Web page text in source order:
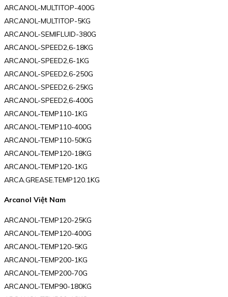
ARCANOL-MULTITOP-400G
ARCANOL-MULTITOP-5KG
ARCANOL-SEMIFLUID-380G
ARCANOL-SPEED2,6-18KG
ARCANOL-SPEED2,6-1KG
ARCANOL-SPEED2,6-250G
ARCANOL-SPEED2,6-25KG
ARCANOL-SPEED2,6-400G
ARCANOL-TEMP110-1KG
ARCANOL-TEMP110-400G
ARCANOL-TEMP110-50KG
ARCANOL-TEMP120-18KG
ARCANOL-TEMP120-1KG
ARCA.GREASE.TEMP120.1KG
Arcanol Việt Nam
ARCANOL-TEMP120-25KG
ARCANOL-TEMP120-400G
ARCANOL-TEMP120-5KG
ARCANOL-TEMP200-1KG
ARCANOL-TEMP200-70G
ARCANOL-TEMP90-180KG